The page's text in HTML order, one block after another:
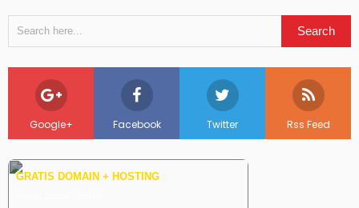
Google+ Facebook Twitter Rss Feed
GRATIS DOMAIN + HOSTING